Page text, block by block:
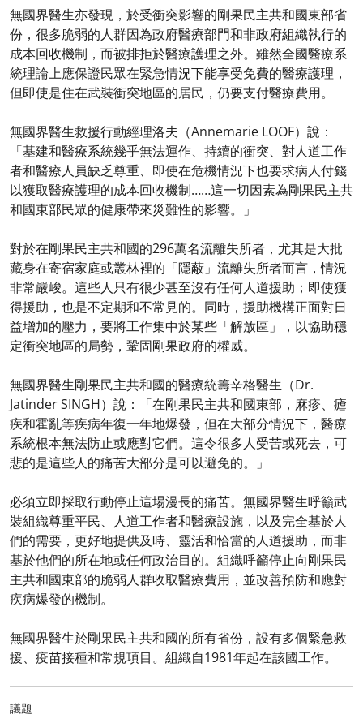
無國界醫生亦發現，於受衝突影響的剛果民主共和國東部省
份，很多脆弱的人群因為政府醫療部門和非政府組織執行的
成本回收機制，而被排拒於醫療護理之外。雖然全國醫療系
統理論上應保證民眾在緊急情況下能享受免費的醫療護理，
但即使是住在武裝衝突地區的居民，仍要支付醫療費用。
無國界醫生救援行動經理洛夫（Annemarie LOOF）說：
「基建和醫療系統幾乎無法運作、持續的衝突、對人道工作
者和醫療人員缺乏尊重、即使在危機情況下也要求病人付錢
以獲取醫療護理的成本回收機制……這一切因素為剛果民主共
和國東部民眾的健康帶來災難性的影響。」
對於在剛果民主共和國的296萬名流離失所者，尤其是大批
藏身在寄宿家庭或叢林裡的「隱蔽」流離失所者而言，情況
非常嚴峻。這些人只有很少甚至沒有任何人道援助；即使獲
得援助，也是不定期和不常見的。同時，援助機構正面對日
益增加的壓力，要將工作集中於某些「解放區」，以協助穩
定衝突地區的局勢，鞏固剛果政府的權威。
無國界醫生剛果民主共和國的醫療統籌辛格醫生（Dr.
Jatinder SINGH）說：「在剛果民主共和國東部，麻疹、瘧
疾和霍亂等疾病年復一年地爆發，但在大部分情況下，醫療
系統根本無法防止或應對它們。這令很多人受苦或死去，可
悲的是這些人的痛苦大部分是可以避免的。」
必須立即採取行動停止這場漫長的痛苦。無國界醫生呼籲武
裝組織尊重平民、人道工作者和醫療設施，以及完全基於人
們的需要，更好地提供及時、靈活和恰當的人道援助，而非
基於他們的所在地或任何政治目的。組織呼籲停止向剛果民
主共和國東部的脆弱人群收取醫療費用，並改善預防和應對
疾病爆發的機制。
無國界醫生於剛果民主共和國的所有省份，設有多個緊急救
援、疫苗接種和常規項目。組織自1981年起在該國工作。
議題